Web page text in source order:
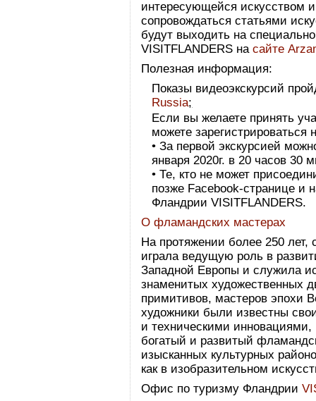
интересующейся искусством
сопровождаться статьями
будут выходить на
VISITFLANDERS насайте
Полезная информация:
Показы видеоэкскурсий
Russia;
Если вы желаете принять
можете зарегистрироваться
• За первой экскурсией
января 2020г. в 20 часов 30
• Те, кто не может
позже Facebook-странице и
Фландрии VISITFLANDERS.
О фламандских мастерах
На протяжении более 250 лет,
играла ведущую роль в
Западной Европы и служила
знаменитых художественных
примитивов, мастеров эпохи
художники были известны
и техническими инновациями,
богатый и развитый
изысканных культурных
как в изобразительном
Офис по туризму Фландрии